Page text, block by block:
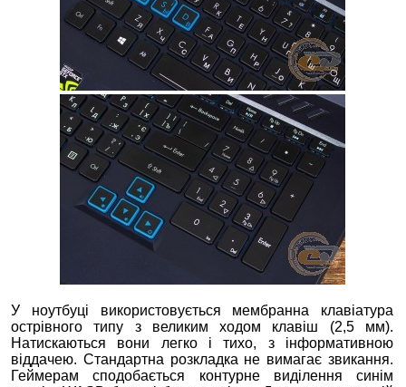
У ноутбуці використовується мембранна клавіатура
острівного типу з великим ходом клавіш (2,5 мм).
Натискаються вони легко і тихо, з інформативною
віддачею. Стандартна розкладка не вимагає звикання.
Геймерам сподобається контурне виділення синім